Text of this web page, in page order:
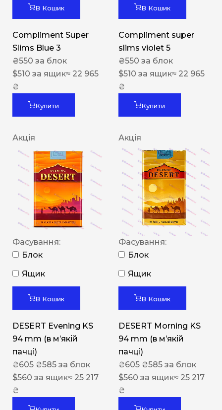
В Кошик
Compliment Super
Slims Blue 3
₴550 за блок
$510 за ящик≈ 22 965
₴
Купити
В Кошик
Compliment super
slims violet 5
₴550 за блок
$510 за ящик≈ 22 965
₴
Купити
Акція
Фасування:
Блок
Ящик
В Кошик
DESERT Evening KS
94 mm (в мʼякій
пачці)
₴605 ₴585 за блок
$560 за ящик≈ 25 217
₴
Акція
Фасування:
Блок
Ящик
В Кошик
DESERT Morning KS
94 mm (в мʼякій
пачці)
₴605 ₴585 за блок
$560 за ящик≈ 25 217
₴